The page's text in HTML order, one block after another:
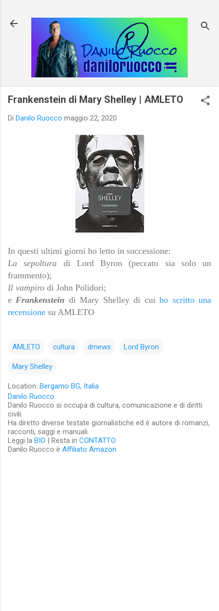
Frankenstein di Mary Shelley | AMLETO
Di Danilo Ruocco maggio 22, 2020
In questi ultimi giorni ho letto in successione:
La sepoltura di Lord Byron (peccato sia solo un
frammento);
Il vampiro di John Polidori;
eFrankenstein di Mary Shelley di cuiho scritto una
recensione su AMLETO
AMLETO cultura drnews Lord Byron
Mary Shelley
Location: Bergamo BG, Italia
Danilo Ruocco
Danilo Ruocco si occupa di cultura, comunicazione e di diritti
civili.
Ha diretto diverse testate giornalistiche ed è autore di romanzi,
racconti, saggi e manuali.
Leggi la BIO | Resta in CONTATTO
Danilo Ruocco è Affiliato Amazon